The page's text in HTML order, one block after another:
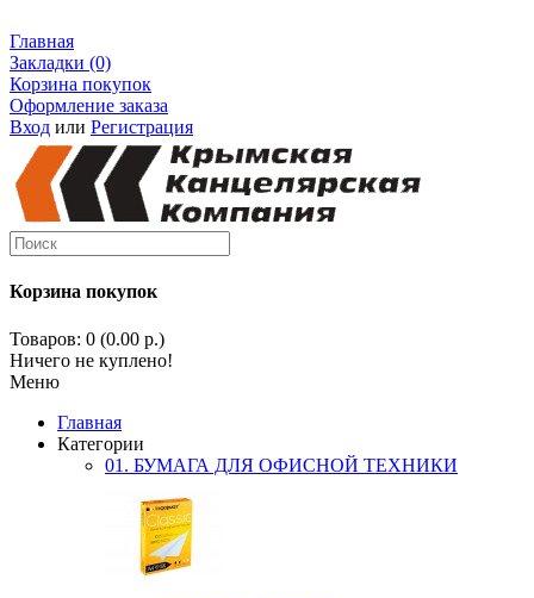
Главная
Закладки (0)
Корзина покупок
Оформление заказа
Вход или Регистрация
Корзина покупок
Товаров: 0 (0.00 р.)
Ничего не куплено!
Меню
Главная
Категории
01. БУМАГА ДЛЯ ОФИСНОЙ ТЕХНИКИ